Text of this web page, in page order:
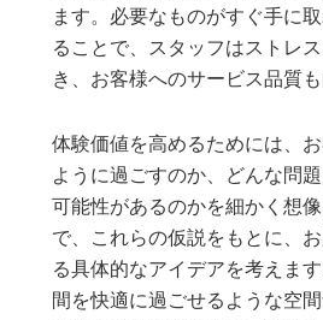
ます。必要なものがすぐ手に
ることで、スタッフはストレ
き、お客様へのサービス品質も
体験価値を高めるためには、
ように過ごすのか、どんな問
可能性があるのかを細かく想
で、これらの仮説をもとに、
る具体的なアイデアを考えま
間を快適に過ごせるような空